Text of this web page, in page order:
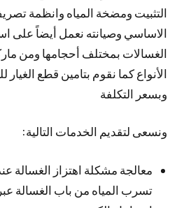
التثبيت ومضخة المياه وانظمة
الاساسي وصيانته نعمل أيضاً على
الغسالات بمختلف أحجامها ومن
الأنواع كما نقوم بتامين قطع الغيار
وبسعر التكلفة
ونسعى لتقديم الخدمات التالية:
معالجة مشكلة اهتزاز الغسالة
تسرب المياه من باب الغسالة